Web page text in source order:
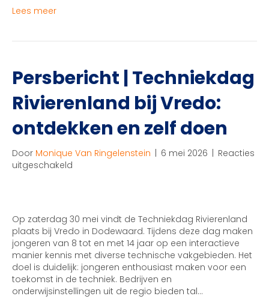
Lees meer
Persbericht | Techniekdag
Rivierenland bij Vredo:
ontdekken en zelf doen
Door Monique Van Ringelenstein | 6 mei 2026 | Reacties
uitgeschakeld
bij
Vredo:
ontdekken
en
zelf
doen
Op zaterdag 30 mei vindt de Techniekdag Rivierenland
plaats bij Vredo in Dodewaard. Tijdens deze dag maken
jongeren van 8 tot en met 14 jaar op een interactieve
manier kennis met diverse technische vakgebieden. Het
doel is duidelijk: jongeren enthousiast maken voor een
toekomst in de techniek. Bedrijven en
onderwijsinstellingen uit de regio bieden tal…